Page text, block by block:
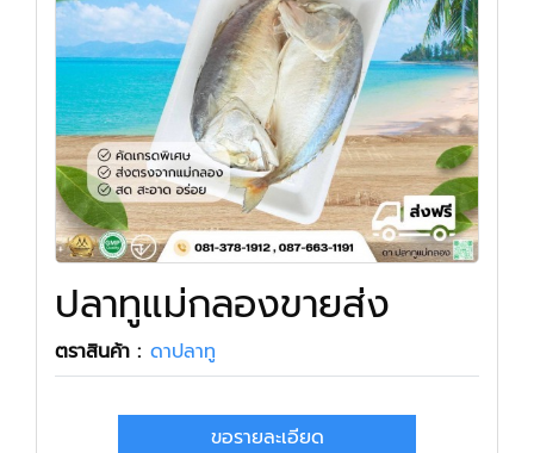
ปลาทูแม่กลองขายส่ง
ตราสินค้า : ดาปลาทู
ขอรายละเอียด